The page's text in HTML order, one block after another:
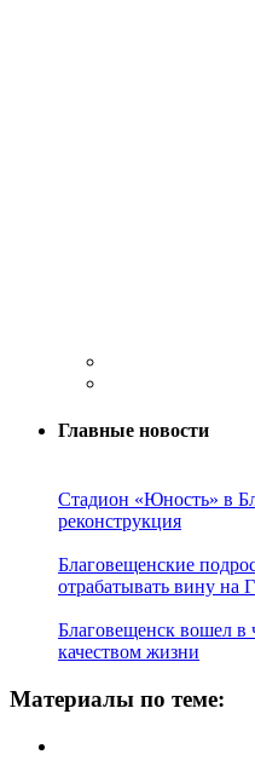
Главные новости
Стадион «Юность» в
реконструкция
Благовещенские
отрабатывать вину на
Благовещенск вошел
качеством жизни
Материалы по теме: